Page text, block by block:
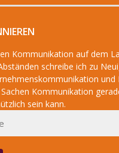
Kommunikation auf dem
schreibe ich zu
und
Kommunikation
sein kann.